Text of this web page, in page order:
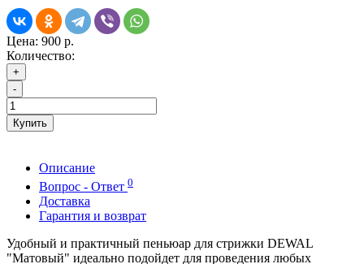
Цена: 900 р.
Количество:
+
-
Купить
Описание
Вопрос - Ответ 0
Доставка
Гарантия и возврат
Удобный и практичный пеньюар для стрижки DEWAL
"Матовый" идеально подойдет для проведения любых